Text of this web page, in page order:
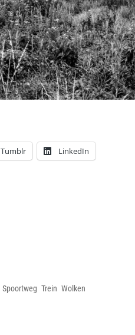
Tumblr LinkedIn
Spoortweg Trein Wolken